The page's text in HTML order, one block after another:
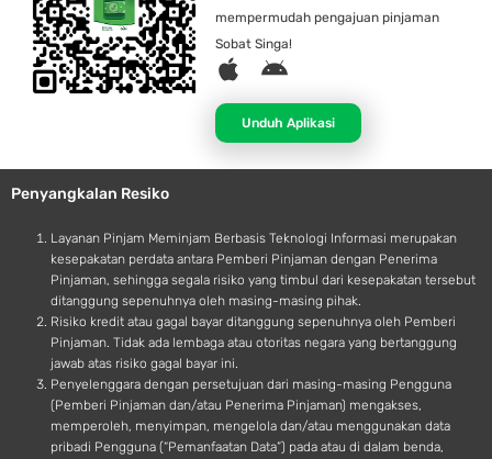
mempermudah pengajuan pinjaman
Sobat Singa!
A
p
l
e
A
d
r
o
d
Unduh Aplikasi
Penyangkalan Resiko
Layanan Pinjam Meminjam Berbasis Teknologi Informasi merupakan
kesepakatan perdata antara Pemberi Pinjaman dengan Penerima
Pinjaman, sehingga segala risiko yang timbul dari kesepakatan tersebut
ditanggung sepenuhnya oleh masing-masing pihak.
Risiko kredit atau gagal bayar ditanggung sepenuhnya oleh Pemberi
Pinjaman. Tidak ada lembaga atau otoritas negara yang bertanggung
jawab atas risiko gagal bayar ini.
Penyelenggara dengan persetujuan dari masing-masing Pengguna
(Pemberi Pinjaman dan/atau Penerima Pinjaman) mengakses,
memperoleh, menyimpan, mengelola dan/atau menggunakan data
pribadi Pengguna (“Pemanfaatan Data”) pada atau di dalam benda,